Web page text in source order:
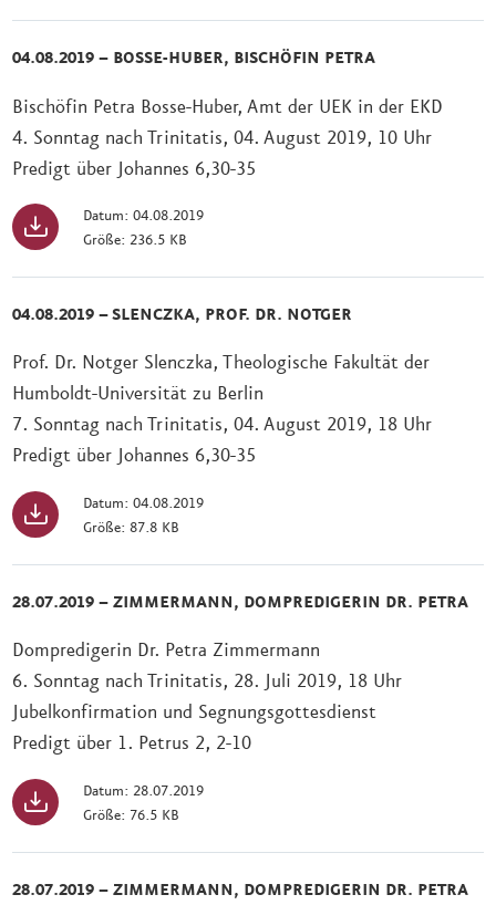
04.08.2019 – BOSSE-HUBER, BISCHÖFIN PETRA
Bischöfin Petra Bosse-Huber, Amt der UEK in der EKD
4. Sonntag nach Trinitatis, 04. August 2019, 10 Uhr
Predigt über Johannes 6,30-35
Datum: 04.08.2019
Größe: 236.5 KB
04.08.2019 – SLENCZKA, PROF. DR. NOTGER
Prof. Dr. Notger Slenczka, Theologische Fakultät der
Humboldt-Universität zu Berlin
7. Sonntag nach Trinitatis, 04. August 2019, 18 Uhr
Predigt über Johannes 6,30-35
Datum: 04.08.2019
Größe: 87.8 KB
28.07.2019 – ZIMMERMANN, DOMPREDIGERIN DR. PETRA
Dompredigerin Dr. Petra Zimmermann
6. Sonntag nach Trinitatis, 28. Juli 2019, 18 Uhr
Jubelkonfirmation und Segnungsgottesdienst
Predigt über 1. Petrus 2, 2-10
Datum: 28.07.2019
Größe: 76.5 KB
28.07.2019 – ZIMMERMANN, DOMPREDIGERIN DR. PETRA